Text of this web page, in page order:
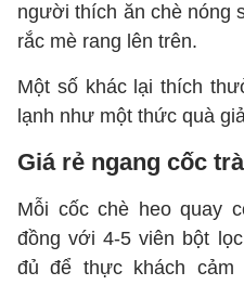
người thích ăn chè nóng
rắc mè rang lên trên.
Một số khác lại thích
lạnh như một thức quà
Giá rẻ ngang cốc
Mỗi cốc chè heo quay
đồng với 4-5 viên bột
đủ để thực khách